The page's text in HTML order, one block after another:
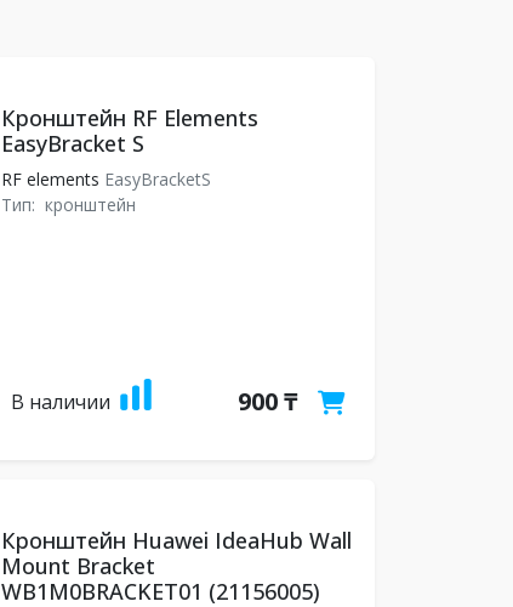
Кронштейн RF Elements
EasyBracket S
RF elements EasyBracketS
Тип: кронштейн
В наличии 900 ₸
Кронштейн Huawei IdeaHub Wall
Mount Bracket
WB1M0BRACKET01 (21156005)